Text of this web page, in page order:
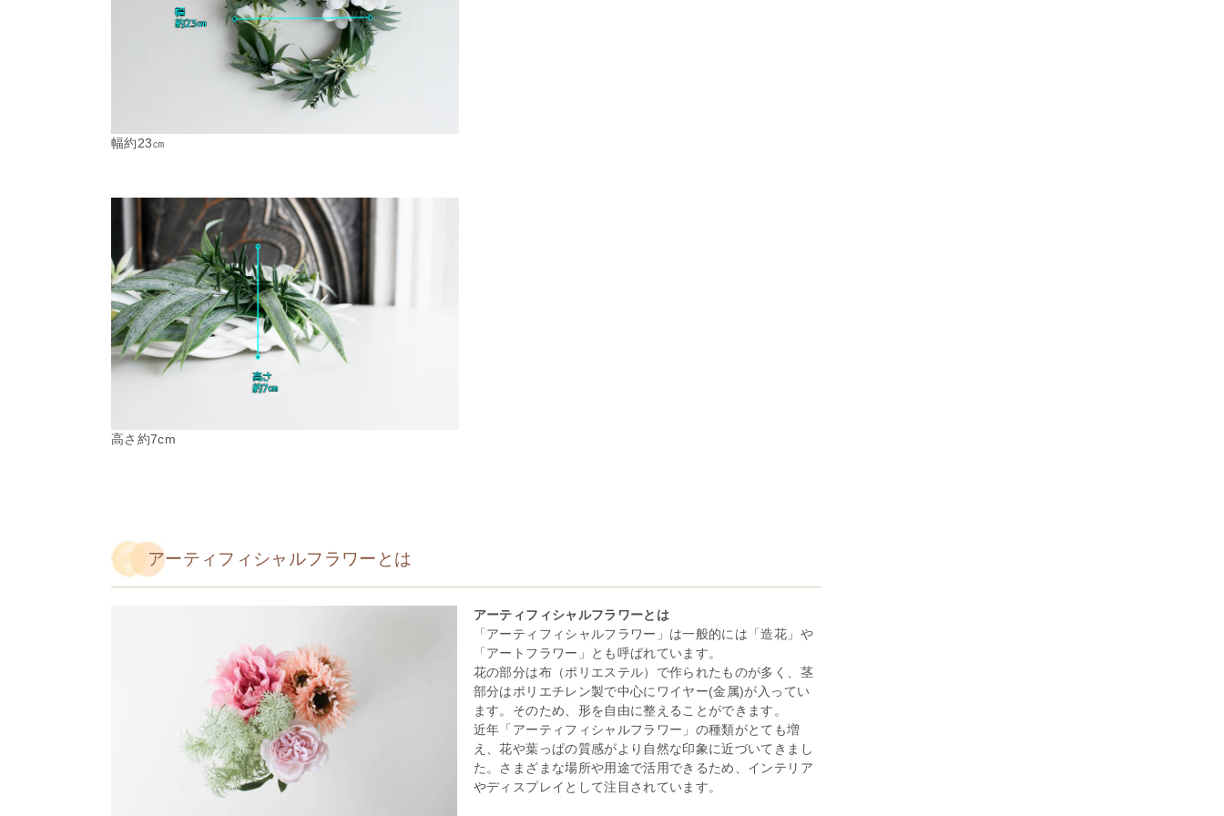
幅約23㎝
高さ約7cm
アーティフィシャルフラワーとは
アーティフィシャルフラワーとは
「アーティフィシャルフラワー」は一般的には「造花」や
「アートフラワー」とも呼ばれています。
花の部分は布（ポリエステル）で作られたものが多く、茎
部分はポリエチレン製で中心にワイヤー(金属)が入ってい
ます。そのため、形を自由に整えることができます。
近年「アーティフィシャルフラワー」の種類がとても増
え、花や葉っぱの質感がより自然な印象に近づいてきまし
た。さまざまな場所や用途で活用できるため、インテリア
やディスプレイとして注目されています。